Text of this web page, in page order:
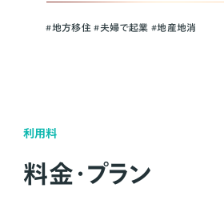
#地方移住 #夫婦で起業 #地産地消
利用料
料金・プラン